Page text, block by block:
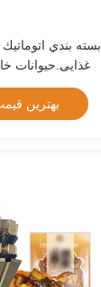
بسته بندي
غذایی حیوانات
بسته بندی دستگاه بسته بندی Doypack
بهترین